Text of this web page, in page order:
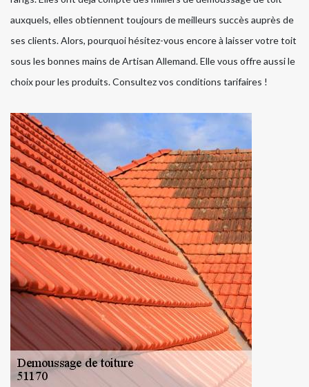
auxquels, elles obtiennent toujours de meilleurs succès auprès de
ses clients. Alors, pourquoi hésitez-vous encore à laisser votre toit
sous les bonnes mains de Artisan Allemand. Elle vous offre aussi le
choix pour les produits. Consultez vos conditions tarifaires !